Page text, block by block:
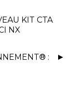
KIT CTA
NX
: